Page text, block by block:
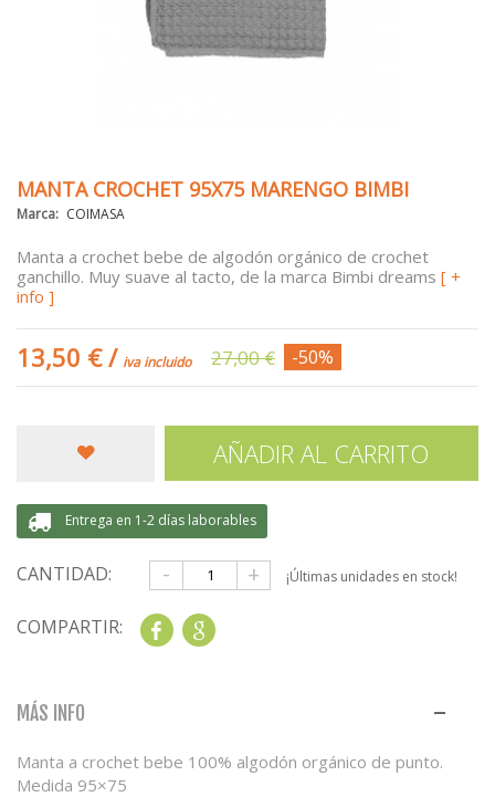
MANTA CROCHET 95X75 MARENGO BIMBI
Marca: COIMASA
Manta a crochet bebe de algodón orgánico de crochet
ganchillo. Muy suave al tacto, de la marca Bimbi dreams [ +
info ]
13,50 €/ iva incluido 27,00 € -50%
AÑADIR AL CARRITO
Entrega en 1-2 días laborables
CANTIDAD: - + ¡Últimas unidades en stock!
COMPARTIR: Share
MÁS INFO
Manta a crochet bebe 100% algodón orgánico de punto.
Medida 95×75